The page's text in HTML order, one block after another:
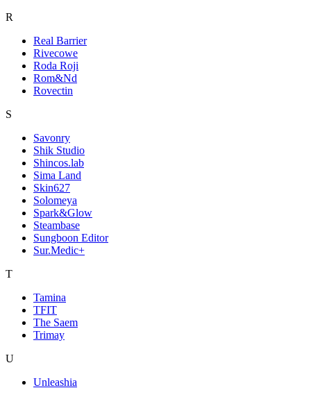
R
Real Barrier
Rivecowe
Roda Roji
Rom&Nd
Rovectin
S
Savonry
Shik Studio
Shincos.lab
Sima Land
Skin627
Solomeya
Spark&Glow
Steambase
Sungboon Editor
Sur.Medic+
T
Tamina
TFIT
The Saem
Trimay
U
Unleashia